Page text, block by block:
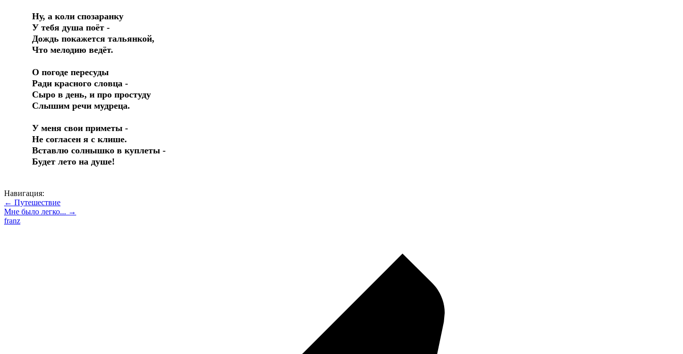
Ну, а коли спозаранку
У тебя душа поёт -
Дождь покажется тальянкой,
Что мелодию ведёт.
О погоде пересуды
Ради красного словца -
Сыро в день, и про простуду
Слышим речи мудреца.
У меня свои приметы -
Не согласен я с клише.
Вставлю солнышко в куплеты -
Будет лето на душе!
Навигация:
← Путешествие
Мне было легко... →
franz